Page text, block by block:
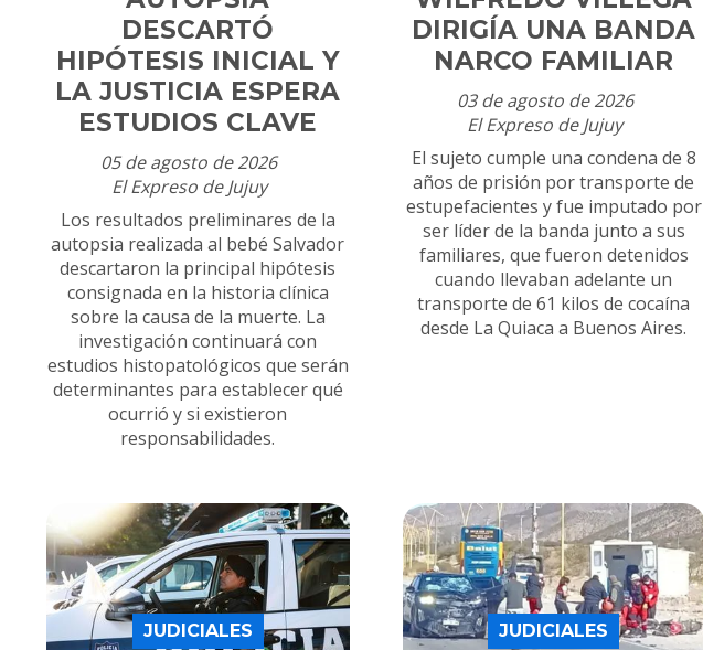
DESCARTÓ
HIPÓTESIS INICIAL Y
LA JUSTICIA ESPERA
ESTUDIOS CLAVE
El Expreso de Jujuy
05 de agosto de 2026
Los resultados preliminares de la
autopsia realizada al bebé Salvador
descartaron la principal hipótesis
consignada en la historia clínica
sobre la causa de la muerte. La
investigación continuará con
estudios histopatológicos que serán
determinantes para establecer qué
ocurrió y si existieron
responsabilidades.
DIRIGÍA UNA BANDA
NARCO FAMILIAR
El Expreso de Jujuy
03 de agosto de 2026
El sujeto cumple una condena de 8
años de prisión por transporte de
estupefacientes y fue imputado por
ser líder de la banda junto a sus
familiares, que fueron detenidos
cuando llevaban adelante un
transporte de 61 kilos de cocaína
desde La Quiaca a Buenos Aires.
JUDICIALES JUDICIALES